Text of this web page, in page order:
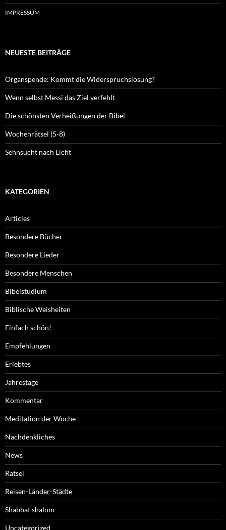
IMPRESSUM
NEUESTE BEITRÄGE
Organspende: Kommt die Widerspruchslösung?
Wenn selbst Messi das Ziel verfehlt
Die schönsten Verheißungen der Bibel
Wochenrätsel (5-8)
Sehnsucht nach Licht
KATEGORIEN
Articles
Besondere Bücher
Besondere Lieder
Besondere Menschen
Bibelstudium
Biblische Weisheiten
Einfach schön!
Empfehlungen
Erlebtes
Jahrestage
Kommentar
Meditation der Woche
Nachdenkliches
News
Rätsel
Reisen-Länder-Städte
Shabbat shalom
Uncategorized